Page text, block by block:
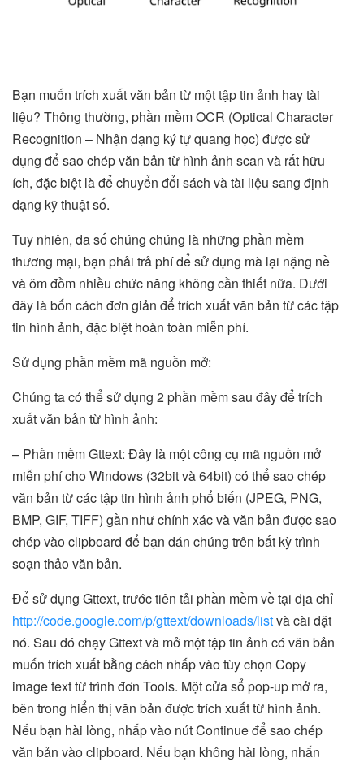
Bạn muốn trích xuất văn bản từ một tập tin ảnh hay tài
liệu? Thông thường, phần mềm OCR (Optical Character
Recognition – Nhận dạng ký tự quang học) được sử
dụng để sao chép văn bản từ hình ảnh scan và rất hữu
ích, đặc biệt là để chuyển đổi sách và tài liệu sang định
dạng kỹ thuật số.
Tuy nhiên, đa số chúng chúng là những phần mềm
thương mại, bạn phải trả phí để sử dụng mà lại nặng nề
và ôm đồm nhiều chức năng không cần thiết nữa. Dưới
đây là bốn cách đơn giản để trích xuất văn bản từ các tập
tin hình ảnh, đặc biệt hoàn toàn miễn phí.
Sử dụng phần mềm mã nguồn mở:
Chúng ta có thể sử dụng 2 phần mềm sau đây để trích
xuất văn bản từ hình ảnh:
– Phần mềm Gttext: Đây là một công cụ mã nguồn mở
miễn phí cho Windows (32bit và 64bit) có thể sao chép
văn bản từ các tập tin hình ảnh phổ biến (JPEG, PNG,
BMP, GIF, TIFF) gần như chính xác và văn bản được sao
chép vào clipboard để bạn dán chúng trên bất kỳ trình
soạn thảo văn bản.
Để sử dụng Gttext, trước tiên tải phần mềm về tại địa chỉ
http://code.google.com/p/gttext/downloads/listvà cài đặt
nó. Sau đó chạy Gttext và mở một tập tin ảnh có văn bản
muốn trích xuất bằng cách nhấp vào tùy chọn Copy
image text từ trình đơn Tools. Một cửa sổ pop-up mở ra,
bên trong hiển thị văn bản được trích xuất từ hình ảnh.
Nếu bạn hài lòng, nhấp vào nút Continue để sao chép
văn bản vào clipboard. Nếu bạn không hài lòng, nhấn